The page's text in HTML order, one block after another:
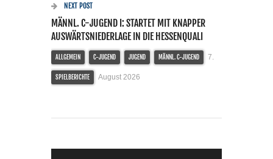
NEXT POST
MÄNNL. C-JUGEND I: STARTET MIT KNAPPER
AUSWÄRTSNIEDERLAGE IN DIE HESSENQUALI
ALLGEMEIN C-JUGEND JUGEND MÄNNL. C-JUGEND
SPIELBERICHTE
7.
August 2026